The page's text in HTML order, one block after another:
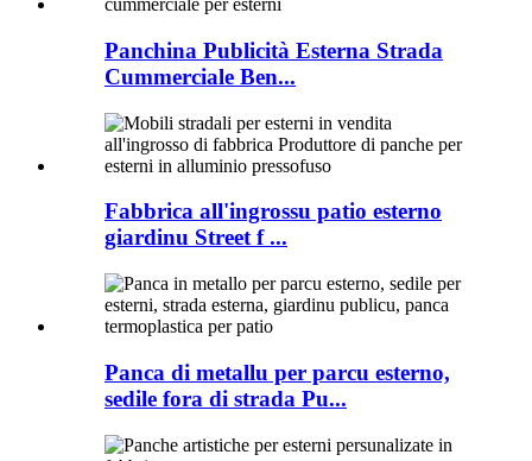
Panchina Publicità Esterna Strada
Cummerciale Ben...
Fabbrica all'ingrossu patio esterno
giardinu Street f ...
Panca di metallu per parcu esterno,
sedile fora di strada Pu...